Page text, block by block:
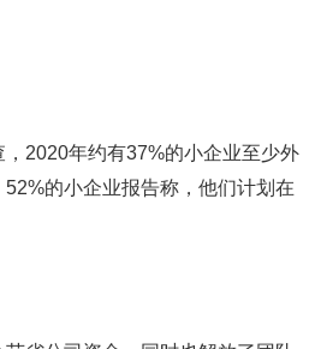
2020年约有37%的小企业至少外
的小企业报告称，他们计划在